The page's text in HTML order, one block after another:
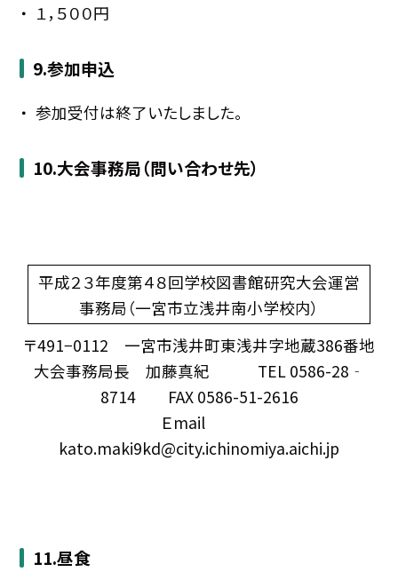
１，５００円
9.参加申込
参加受付は終了いたしました。
10.大会事務局（問い合わせ先）
平成２３年度第４８回学校図書館研究大会運営
事務局（一宮市立浅井南小学校内）
〒491−0112 一宮市浅井町東浅井字地蔵386番地
大会事務局長 加藤真紀 TEL 0586-28‐
8714 FAX 0586-51-2616
Ｅmail
kato.maki9kd@city.ichinomiya.aichi.jp
11.昼食